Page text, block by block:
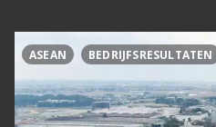
ASEAN BEDRIJFSRESULTATEN